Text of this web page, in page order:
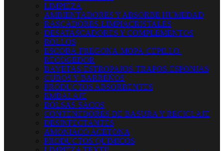
LIMPIEZA
AMBIENTADORES Y ABSORBE HUMEDAD
RASCADORES-LIMPIACRISTALES
DESATASCADORES Y COMPLEMENTOS
ROLLOS
ESCOBA-FREGONA-MOPA-CEPILLO-
RECOGEDOR
BAYETAS-ESTROPAJOS-TRAPOS-ESPONJAS
CUBOS Y BARREÑOS
PRODUCTOS ABSORBENTES
EMBALAJE
BOLSAS-SACOS
CONTENEDORES DE BASURA Y RECICLAJE
DESINFECTANTES
AMONIACO ACETONA
PRODUCTOS QUIMICOS